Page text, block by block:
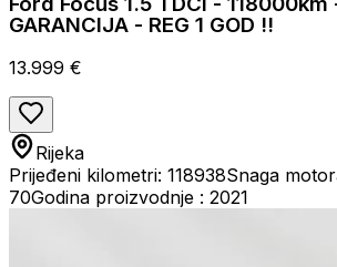
GARANCIJA - REG 1 GOD !!
13.999 €
Rijeka
Prijeđeni kilometri: 118938Snaga
70Godina proizvodnje : 2021